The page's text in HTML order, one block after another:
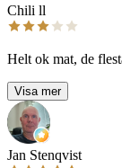
Chili ll
Helt ok mat, de
Visa mer
Jan Stenqvist